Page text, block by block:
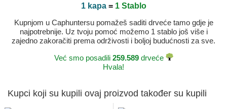
1 kapa= 1 Stablo
Kupnjom u Caphuntersu pomažeš saditi drveće tamo gdje je
najpotrebnije. Uz tvoju pomoć možemo 1 stablo još više i
zajedno zakoračiti prema održivosti i boljoj budućnosti za sve.
Već smo posadili 259.589drveće
Hvala!
Kupci koji su kupili ovaj proizvod također su kupili